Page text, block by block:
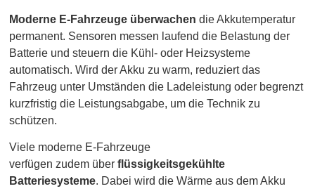
Moderne E-Fahrzeuge überwachen die Akkutemperatur
permanent. Sensoren messen laufend die Belastung der
Batterie und steuern die Kühl- oder Heizsysteme
automatisch. Wird der Akku zu warm, reduziert das
Fahrzeug unter Umständen die Ladeleistung oder begrenzt
kurzfristig die Leistungsabgabe, um die Technik zu
schützen.
Viele moderne E-Fahrzeuge
verfügen zudem überflüssigkeitsgekühlte
Batteriesysteme. Dabei wird die Wärme aus dem Akku